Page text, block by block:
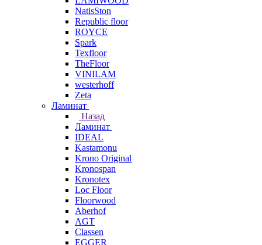
NatisSton
Republic floor
ROYCE
Spark
Texfloor
TheFloor
VINILAM
westerhoff
Zeta
Ламинат
Назад
Ламинат
IDEAL
Kastamonu
Krono Original
Kronospan
Kronotex
Loc Floor
Floorwood
Aberhof
AGT
Classen
EGGER